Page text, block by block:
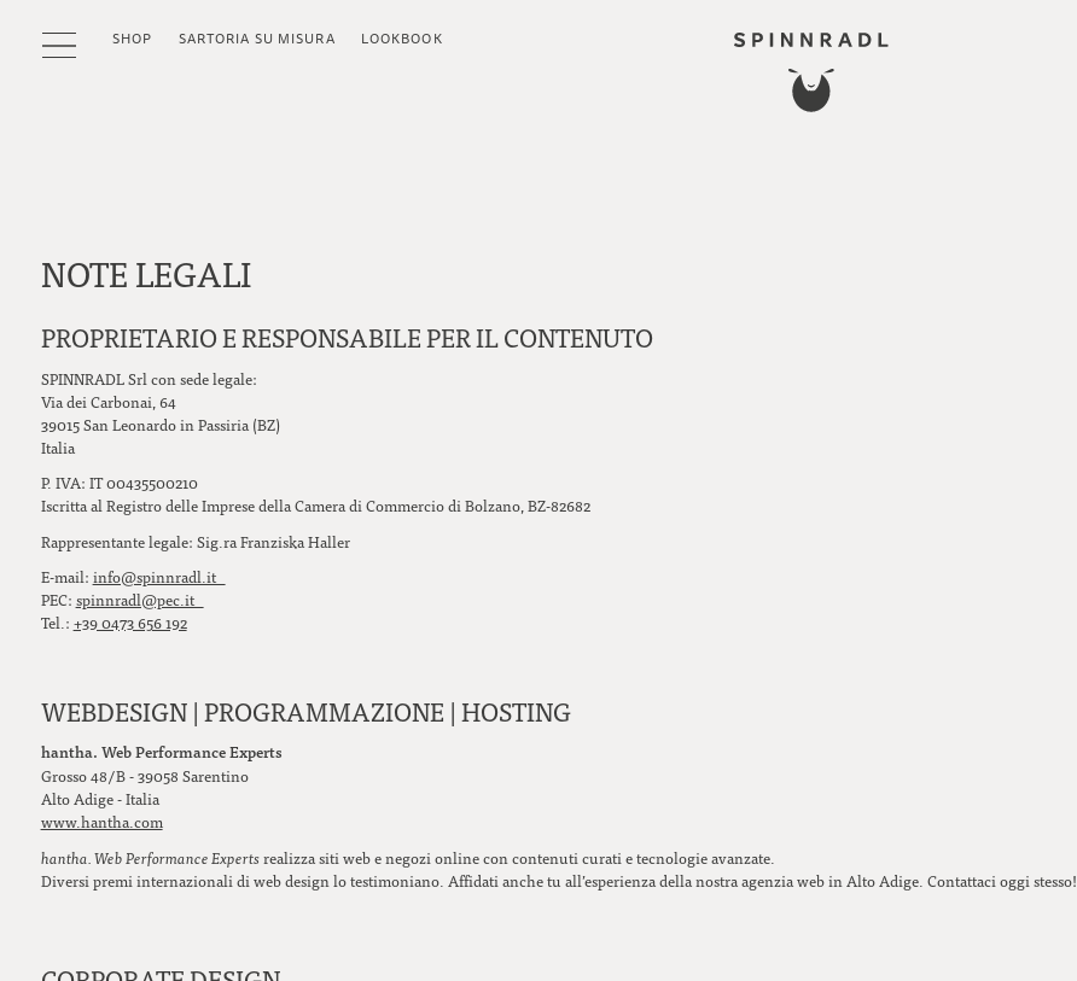
SHOP SARTORIA SU MISURA LOOKBOOK
NOTE LEGALI
PROPRIETARIO E RESPONSABILE PER IL CONTENUTO
SPINNRADL Srl con sede legale:
Via dei Carbonai, 64
39015 San Leonardo in Passiria (BZ)
Italia
P. IVA: IT 00435500210
Iscritta al Registro delle Imprese della Camera di Commercio di Bolzano, BZ-82682
Rappresentante legale: Sig.ra Franziska Haller
E-mail: info@spinnradl.it
PEC: spinnradl@pec.it
Tel.: +39 0473 656 192
WEBDESIGN | PROGRAMMAZIONE | HOSTING
hantha. Web Performance Experts
Grosso 48/B - 39058 Sarentino
Alto Adige - Italia
www.hantha.com
hantha. Web Performance Expertsrealizza siti web e negozi online con contenuti curati e tecnologie avanzate.
Diversi premi internazionali di web design lo testimoniano. Affidati anche tu all’esperienza della nostra agenzia web in Alto Adige. Contattaci oggi stesso!